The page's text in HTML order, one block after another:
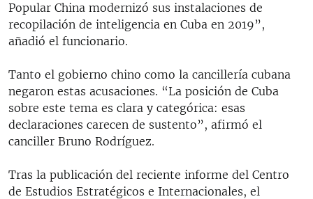
Popular China modernizó sus instalaciones de
recopilación de inteligencia en Cuba en 2019”,
añadió el funcionario.
Tanto el gobierno chino como la cancillería cubana
negaron estas acusaciones. “La posición de Cuba
sobre este tema es clara y categórica: esas
declaraciones carecen de sustento”, afirmó el
canciller Bruno Rodríguez.
Tras la publicación del reciente informe del Centro
de Estudios Estratégicos e Internacionales, el